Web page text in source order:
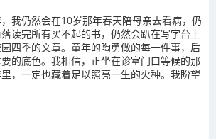
我仍然会在10岁那年春天陪母亲去看病，仍
读完所有买不起的书，仍然会趴在写字台上
四季的文章。童年的陶勇做的每一件事，后
的底色。我相信，正坐在诊室门口等候的那
，一定也藏着足以照亮一生的火种。我盼望